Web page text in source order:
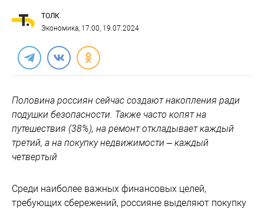
ТОЛК
Экономика, 17:00, 19.07.2024
Половина россиян сейчас создают накопления ради
подушки безопасности. Также часто копят на
путешествия (38%), на ремонт откладывает каждый
третий, а на покупку недвижимости – каждый
четвертый
Среди наиболее важных финансовых целей,
требующих сбережений, россияне выделяют покупку